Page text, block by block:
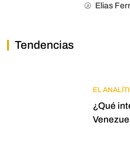
Elias
Tendencias
EL
¿Qué